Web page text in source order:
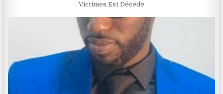
Victimes Est Décédé